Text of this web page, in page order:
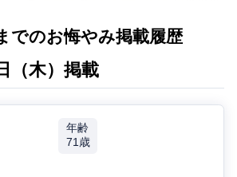
でのお悔やみ掲載履歴
（木）掲載
年齢
71歳